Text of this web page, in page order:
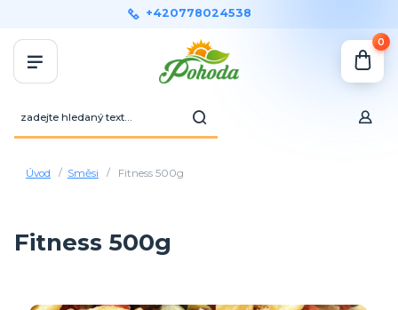
+420778024538
0
Úvod Směsi Fitness 500g
Fitness 500g